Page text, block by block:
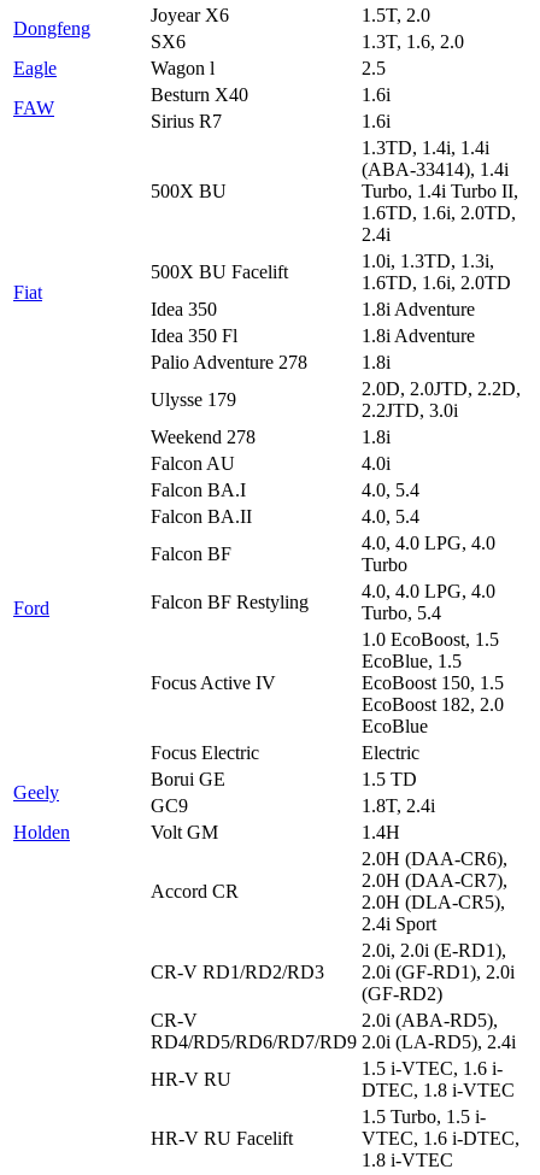
Dongfeng
Joyear X6
1.5T, 2.0
SX6
1.3T, 1.6, 2.0
Eagle
Wagon l
2.5
FAW
Besturn X40
1.6i
Sirius R7
1.6i
Fiat
500X BU
1.3TD, 1.4i, 1.4i
(ABA-33414), 1.4i
Turbo, 1.4i Turbo II,
1.6TD, 1.6i, 2.0TD,
2.4i
500X BU Facelift
1.0i, 1.3TD, 1.3i,
1.6TD, 1.6i, 2.0TD
Idea 350
1.8i Adventure
Idea 350 Fl
1.8i Adventure
Palio Adventure 278
1.8i
Ulysse 179
2.0D, 2.0JTD, 2.2D,
2.2JTD, 3.0i
Weekend 278
1.8i
Ford
Falcon AU
4.0i
Falcon BA.I
4.0, 5.4
Falcon BA.II
4.0, 5.4
Falcon BF
4.0, 4.0 LPG, 4.0
Turbo
Falcon BF Restyling
4.0, 4.0 LPG, 4.0
Turbo, 5.4
Focus Active IV
1.0 EcoBoost, 1.5
EcoBlue, 1.5
EcoBoost 150, 1.5
EcoBoost 182, 2.0
EcoBlue
Focus Electric
Electric
Geely
Borui GE
1.5 TD
GC9
1.8T, 2.4i
Holden
Volt GM 1.4H
Accord CR
2.0H (DAA-CR6),
2.0H (DAA-CR7),
2.0H (DLA-CR5),
2.4i Sport
CR-V RD1/RD2/RD3
2.0i, 2.0i (E-RD1),
2.0i (GF-RD1), 2.0i
(GF-RD2)
CR-V
RD4/RD5/RD6/RD7/RD9
2.0i (ABA-RD5),
2.0i (LA-RD5), 2.4i
HR-V RU
1.5 i-VTEC, 1.6 i-
DTEC, 1.8 i-VTEC
HR-V RU Facelift
1.5 Turbo, 1.5 i-
VTEC, 1.6 i-DTEC,
1.8 i-VTEC